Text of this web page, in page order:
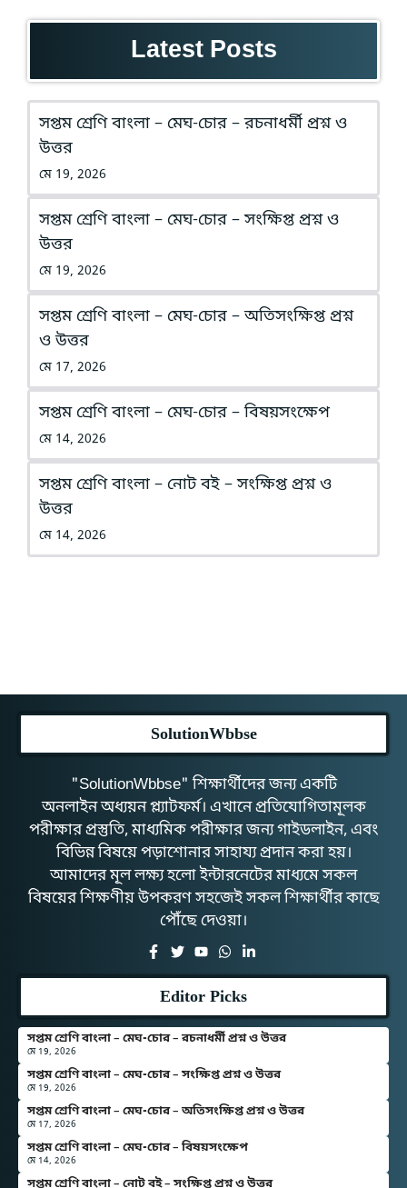
Latest Posts
সপ্তম শ্রেণি বাংলা – মেঘ-চোর – রচনাধর্মী প্রশ্ন ও
উত্তর
মে 19, 2026
সপ্তম শ্রেণি বাংলা – মেঘ-চোর – সংক্ষিপ্ত প্রশ্ন ও
উত্তর
মে 19, 2026
সপ্তম শ্রেণি বাংলা – মেঘ-চোর – অতিসংক্ষিপ্ত প্রশ্ন
ও উত্তর
মে 17, 2026
সপ্তম শ্রেণি বাংলা – মেঘ-চোর – বিষয়সংক্ষেপ
মে 14, 2026
সপ্তম শ্রেণি বাংলা – নোট বই – সংক্ষিপ্ত প্রশ্ন ও
উত্তর
মে 14, 2026
SolutionWbbse
"SolutionWbbse" শিক্ষার্থীদের জন্য একটি
অনলাইন অধ্যয়ন প্ল্যাটফর্ম। এখানে প্রতিযোগিতামূলক
পরীক্ষার প্রস্তুতি, মাধ্যমিক পরীক্ষার জন্য গাইডলাইন, এবং
বিভিন্ন বিষয়ে পড়াশোনার সাহায্য প্রদান করা হয়।
আমাদের মূল লক্ষ্য হলো ইন্টারনেটের মাধ্যমে সকল
বিষয়ের শিক্ষণীয় উপকরণ সহজেই সকল শিক্ষার্থীর কাছে
পৌঁছে দেওয়া।
Editor Picks
সপ্তম শ্রেণি বাংলা – মেঘ-চোর – রচনাধর্মী প্রশ্ন ও উত্তর
মে 19, 2026
সপ্তম শ্রেণি বাংলা – মেঘ-চোর – সংক্ষিপ্ত প্রশ্ন ও উত্তর
মে 19, 2026
সপ্তম শ্রেণি বাংলা – মেঘ-চোর – অতিসংক্ষিপ্ত প্রশ্ন ও উত্তর
মে 17, 2026
সপ্তম শ্রেণি বাংলা – মেঘ-চোর – বিষয়সংক্ষেপ
মে 14, 2026
সপ্তম শ্রেণি বাংলা – নোট বই – সংক্ষিপ্ত প্রশ্ন ও উত্তর